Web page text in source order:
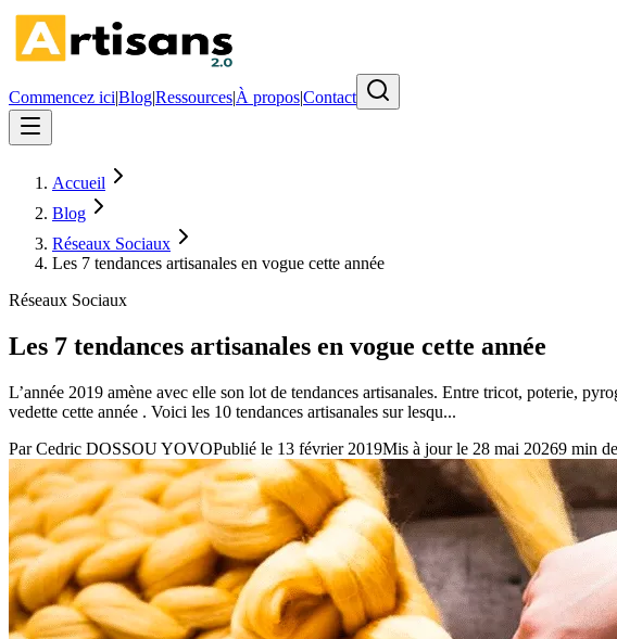
Commencez ici|Blog|Ressources|À propos|Contact
Accueil
Blog
Réseaux Sociaux
Les 7 tendances artisanales en vogue cette année
Réseaux Sociaux
Les 7 tendances artisanales en vogue cette année
L’année 2019 amène avec elle son lot de tendances artisanales. Entre tricot, poterie,
vedette cette année . Voici les 10 tendances artisanales sur lesqu...
ParCedric DOSSOU YOVOPublié le 13 février 2019Mis à jour le 28 mai 20269 min